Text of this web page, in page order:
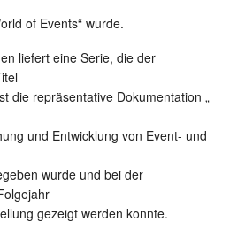
of Events“ wurde.
liefert eine Serie, die der
die repräsentative Dokumentation „
und Entwicklung von Event- und
wurde und bei der
gezeigt werden konnte.